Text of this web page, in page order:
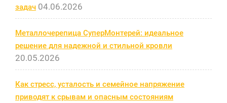
задач 04.06.2026
Металлочерепица СуперМонтерей: идеальное
решение для надежной и стильной кровли
20.05.2026
Как стресс, усталость и семейное напряжение
приводят к срывам и опасным состояниям